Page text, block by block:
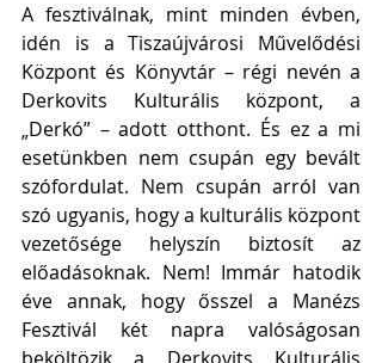
A fesztiválnak, mint minden évben,
idén is a Tiszaújvárosi Művelődési
Központ és Könyvtár – régi nevén a
Derkovits Kulturális központ, a
„Derkó” – adott otthont. És ez a mi
esetünkben nem csupán egy bevált
szófordulat. Nem csupán arról van
szó ugyanis, hogy a kulturális központ
vezetősége helyszín biztosít az
előadásoknak. Nem! Immár hatodik
éve annak, hogy ősszel a Manézs
Fesztivál két napra valóságosan